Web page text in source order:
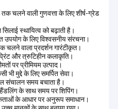
चलने वाली गुणवत्ता के लिए शीर्ष-ग्रेड
स्थायित्व को बढ़ाती है।
उपयोग के लिए विश्वसनीय संरचना।
चलने वाला प्रदर्शन गारंटीकृत।
और त्रुटिहीन कलाकृति।
पर प्रीमियम उत्पाद।
भी मुद्दे के लिए समर्पित सेवा।
संचालन समय बचाता है।
हैंडलिंग के साथ समय पर शिपिंग।
के आधार पर अनुरूप समाधान।
रोमांचक अनुभव प्रदान करते हैं
है) ।
में आत्माओं को जगाते हैं, जबकि मजेदार खेल
अवकाश के लिए आदर्श विकल्प के रूप में
arches घटना की गंभीरता को
का आनंद लेने देते हैं, जो रोमांचक वाटर पार्क
का प्रतीक है।
use top quality materials, all